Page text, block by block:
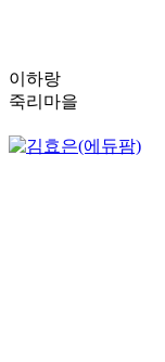
이하랑
죽리마을